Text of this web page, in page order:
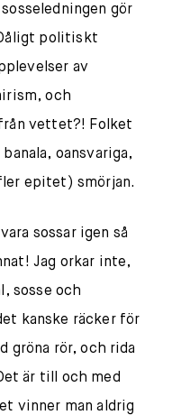
gör
politiskt
av
och
vettet?! Folket
oansvariga,
epitet) smörjan.
sossar igen så
Jag orkar inte,
sosse och
kanske räcker för
gröna rör, och rida
är till och med
vinner man aldrig